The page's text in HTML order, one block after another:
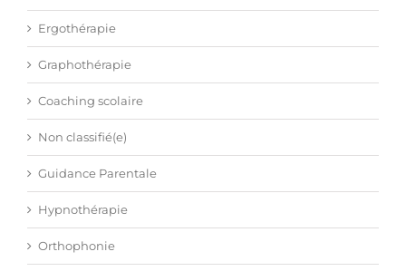
Ergothérapie
Graphothérapie
Coaching scolaire
Non classifié(e)
Guidance Parentale
Hypnothérapie
Orthophonie